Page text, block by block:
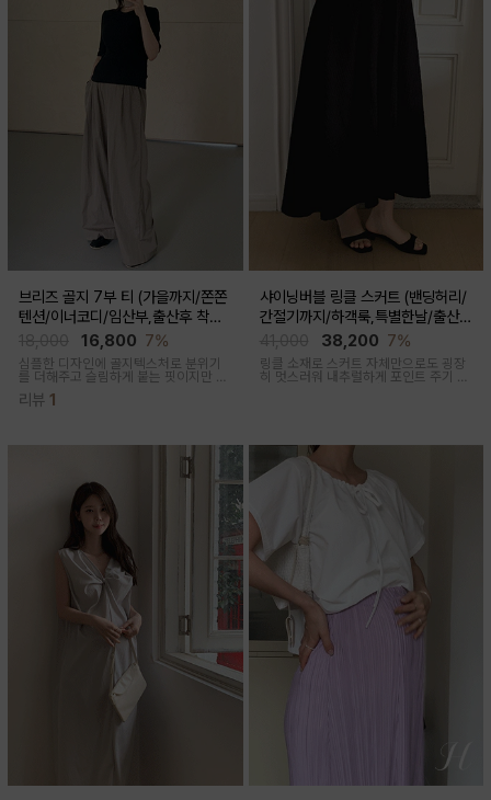
브리즈 골지 7부 티 (가을까지/쫀쫀
텐션/이너코디/임산부,출산후 착용
16,800 7%
심플한 디자인에 골지텍스처로 분위기
를 더해주고 슬림하게 붙는 핏이지만 부
드러운 모달혼방으로 기분 좋은 칙용감
리뷰 1
샤이닝버블 링클 스커트 (밴딩허리/
간절기까지/하객룩,특별한날/출산후
38,200 7%
링클 소재로 스커트 자체만으로도 굉장
히 멋스러워 내추럴하게 포인트 주기 좋